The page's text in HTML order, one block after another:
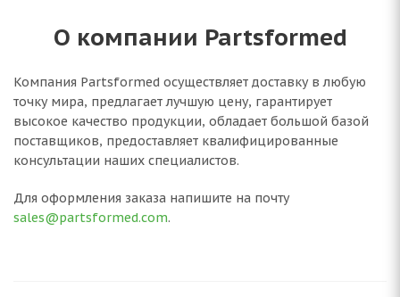
О компании Partsformed
Компания Partsformed осуществляет доставку в любую
точку мира, предлагает лучшую цену, гарантирует
высокое качество продукции, обладает большой базой
поставщиков, предоставляет квалифицированные
консультации наших специалистов.
Для оформления заказа напишите на почту
sales@partsformed.com.